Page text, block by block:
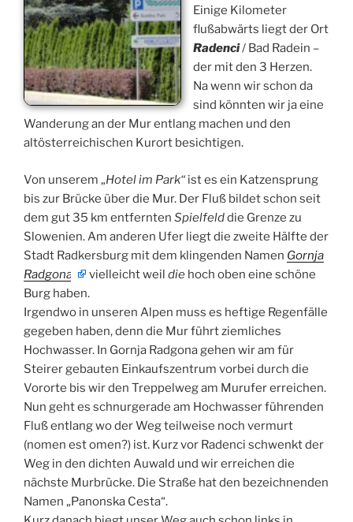
Einige Kilometer
flußabwärts liegt der Ort
Radenci/ Bad Radein –
der mit den 3 Herzen.
Na wenn wir schon da
sind könnten wir ja eine
Wanderung an der Mur entlang machen und den
altösterreichischen Kurort besichtigen.
Von unserem „Hotel im Park“ ist es ein Katzensprung
bis zur Brücke über die Mur. Der Fluß bildet schon seit
dem gut 35 km entfernten Spielfelddie Grenze zu
Slowenien. Am anderen Ufer liegt die zweite Hälfte der
Stadt Radkersburg mit dem klingenden Namen Gornja
Radgona
vielleicht weil die hoch oben eine schöne
Burg haben.
Irgendwo in unseren Alpen muss es heftige Regenfälle
gegeben haben, denn die Mur führt ziemliches
Hochwasser. In Gornja Radgona gehen wir am für
Steirer gebauten Einkaufszentrum vorbei durch die
Vororte bis wir den Treppelweg am Murufer erreichen.
Nun geht es schnurgerade am Hochwasser führenden
Fluß entlang wo der Weg teilweise noch vermurt
(nomen est omen?) ist. Kurz vor Radenci schwenkt der
Weg in den dichten Auwald und wir erreichen die
nächste Murbrücke. Die Straße hat den bezeichnenden
Namen „Panonska Cesta“.